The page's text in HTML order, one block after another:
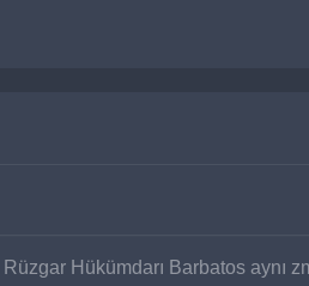
Rüzgar Hükümdarı Barbatos aynı